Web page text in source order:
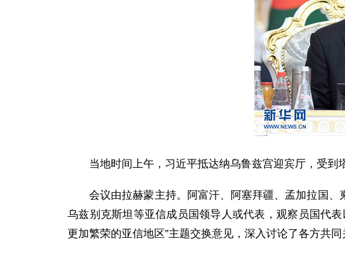
当地时间上午，习近平抵达纳乌鲁兹宫迎宾厅，受到
会议由拉赫蒙主持。阿富汗、阿塞拜疆、孟加拉国、
乌兹别克斯坦等亚信成员国领导人或代表，观察员国代
更加繁荣的亚信地区”主题交换意见，深入讨论了各方共